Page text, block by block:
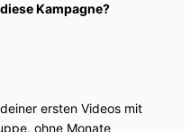
Kampagne?
ersten Videos mit
ohne Monate